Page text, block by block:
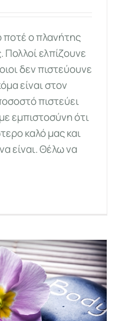
ο πλανήτης
Πολλοί ελπίζουνε
δεν πιστεύουνε
είναι στον
πιστεύει
εμπιστοσύνη ότι
καλό μας και
είναι. Θέλω να